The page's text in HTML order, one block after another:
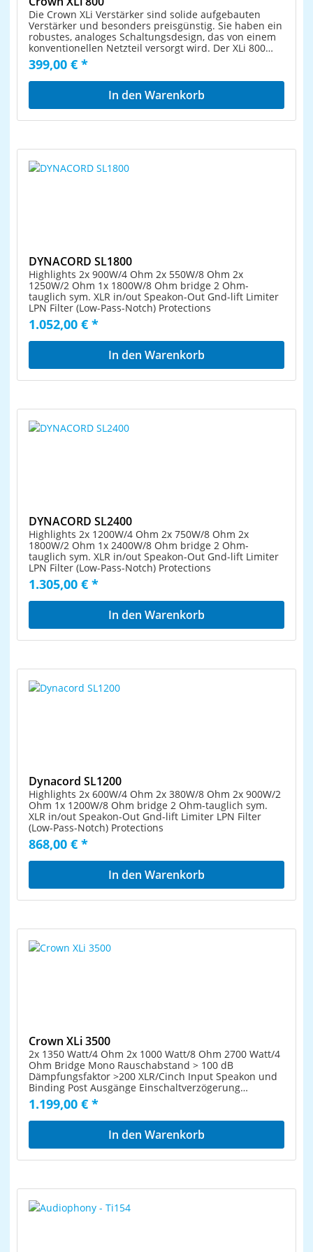
Die Crown XLi Verstärker sind solide aufgebauten
Verstärker und besonders preisgünstig. Sie haben ein
robustes, analoges Schaltungsdesign, das von einem
konventionellen Netzteil versorgt wird. Der XLi 800
bietet 2x 300 Watt an 4 Ohm bzw. 2x 200 Watt an 8
Ohm. Zur Ausstattung auf der Frontseite gehören
Netzschalter, zwei Pegelsteller und LEDs für Signal,
Clip und Fehler. Auf der Rückseite befinden sich die
Eingänge mit Cinch- und XLR-Buchsen sowie die
Betriebssicherheit. Das stabile 19 Stahlgehäuse ist 2
HE hoch. Der XLi 800 Verstärker eignet sich zum
Antrieb von budgetorientierten Anwendungen im
399,00 € *
In den Warenkorb
DYNACORD SL1800
Highlights 2x 900W/4 Ohm 2x 550W/8 Ohm 2x
1250W/2 Ohm 1x 1800W/8 Ohm bridge 2 Ohm-
tauglich sym. XLR in/out Speakon-Out Gnd-lift Limiter
LPN Filter (Low-Pass-Notch) Protections
1.052,00 € *
In den Warenkorb
DYNACORD SL2400
Highlights 2x 1200W/4 Ohm 2x 750W/8 Ohm 2x
1800W/2 Ohm 1x 2400W/8 Ohm bridge 2 Ohm-
tauglich sym. XLR in/out Speakon-Out Gnd-lift Limiter
LPN Filter (Low-Pass-Notch) Protections
1.305,00 € *
In den Warenkorb
Dynacord SL1200
Highlights 2x 600W/4 Ohm 2x 380W/8 Ohm 2x 900W/2
Ohm 1x 1200W/8 Ohm bridge 2 Ohm-tauglich sym.
XLR in/out Speakon-Out Gnd-lift Limiter LPN Filter
(Low-Pass-Notch) Protections
868,00 € *
In den Warenkorb
Crown XLi 3500
2x 1350 Watt/4 Ohm 2x 1000 Watt/8 Ohm 2700 Watt/4
Ohm Bridge Mono Rauschabstand > 100 dB
Dämpfungsfaktor >200 XLR/Cinch Input Speakon und
Binding Post Ausgänge Einschaltverzögerung
Kurzschluss-Sicherung 19" 2HE Einbautiefe: 31,5 cm
Gewicht: 19,5 Kg
1.199,00 € *
In den Warenkorb